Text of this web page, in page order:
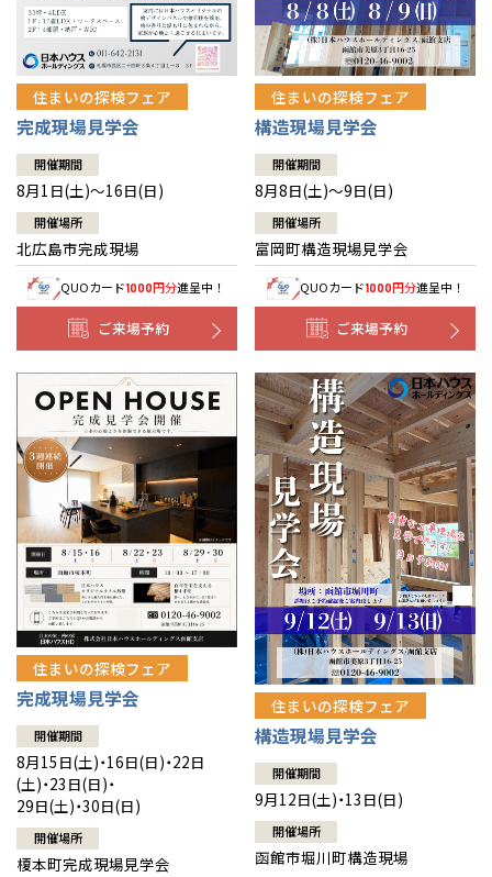
24時間対応コールセンター
デザイン賞各種受賞
セントラルヒーティング
住まいのコラム
住まいのお手入れ集
高い信頼性
安心の管理体制
ギャラリー
会社情報 トップ
ニュースリリース
代表ごあいさつ
企業理念
会社概要
事業部紹介
IR情報
木材調達指針
グループ会社紹介
CMギャラリー
採用情報
お問い合わせ
会員サイト
住まいの探検フェア
完成現場見学会
開催期間
8月1日(土)～16日(日)
開催場所
北広島市完成現場
QUOカード1000円分進呈中！
ご来場予約
住まいの探検フェア
構造現場見学会
開催期間
8月8日(土)～9日(日)
開催場所
富岡町構造現場見学会
QUOカード1000円分進呈中！
ご来場予約
住まいの探検フェア
完成現場見学会
開催期間
8月15日(土)・16日(日)・22日
(土)・23日(日)・
29日(土)・30日(日)
開催場所
榎本町完成現場見学会
住まいの探検フェア
構造現場見学会
開催期間
9月12日(土)・13日(日)
開催場所
函館市堀川町構造現場